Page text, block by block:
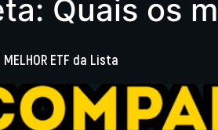
Quais os
ETF da Lista